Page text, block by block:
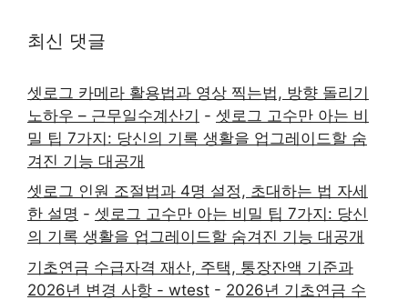
최신 댓글
셋로그 카메라 활용법과 영상 찍는법, 방향 돌리기
노하우 – 근무일수계산기 - 셋로그 고수만 아는 비
밀 팁 7가지: 당신의 기록 생활을 업그레이드할 숨
겨진 기능 대공개
셋로그 인원 조절법과 4명 설정, 초대하는 법 자세
한 설명 - 셋로그 고수만 아는 비밀 팁 7가지: 당신
의 기록 생활을 업그레이드할 숨겨진 기능 대공개
기초연금 수급자격 재산, 주택, 통장잔액 기준과
2026년 변경 사항 - wtest - 2026년 기초연금 수